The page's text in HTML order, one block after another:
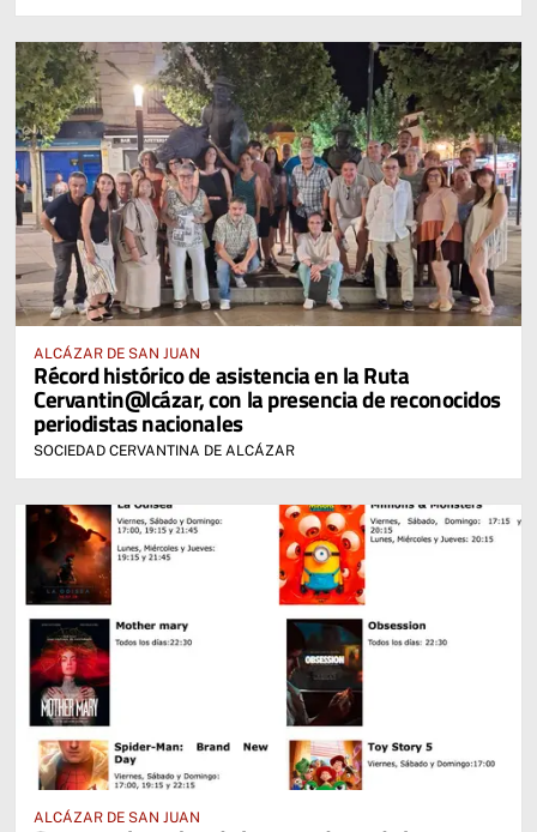
ALCÁZAR DE SAN JUAN
Récord histórico de asistencia en la Ruta
Cervantin@lcázar, con la presencia de reconocidos
periodistas nacionales
SOCIEDAD CERVANTINA DE ALCÁZAR
ALCÁZAR DE SAN JUAN